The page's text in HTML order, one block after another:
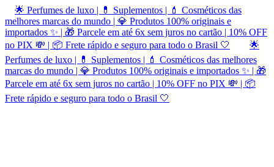
🌟 Perfumes de luxo | 💊 Suplementos | 💄 Cosméticos das
melhores marcas do mundo | 💎 Produtos 100% originais e
importados ✨ | 🎁 Parcele em até 6x sem juros no cartão | 10% OFF
no PIX 💸 | 📦 Frete rápido e seguro para todo o Brasil 🤍
🌟
Perfumes de luxo | 💊 Suplementos | 💄 Cosméticos das melhores
marcas do mundo | 💎 Produtos 100% originais e importados ✨ | 🎁
Parcele em até 6x sem juros no cartão | 10% OFF no PIX 💸 | 📦
Frete rápido e seguro para todo o Brasil 🤍